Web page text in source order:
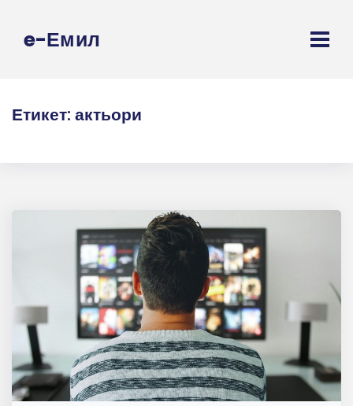
e-Емил
Етикет: актьори